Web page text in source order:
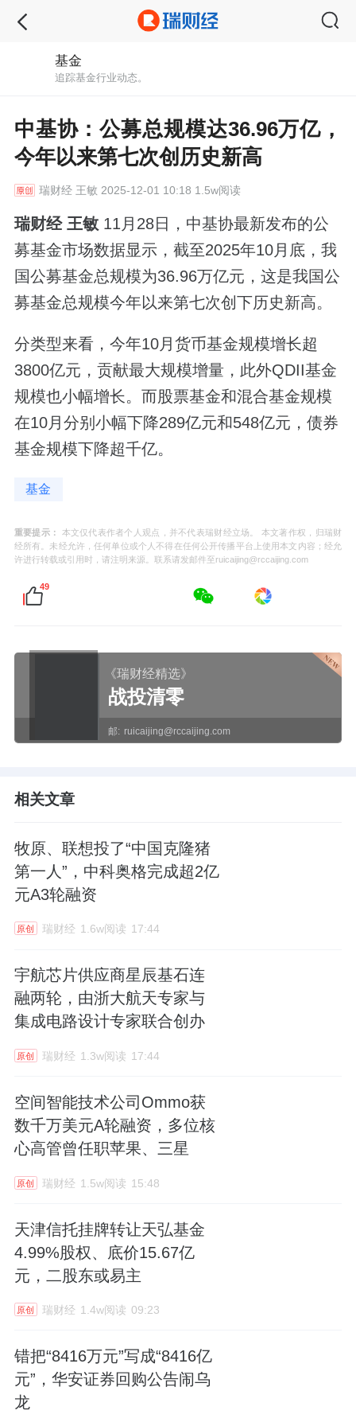
基金
追踪基金行业动态。
中基协：公募总规模达36.96万亿，
今年以来第七次创历史新高
瑞财经王敏 2025-12-01 10:18 1.5w阅读
瑞财经 王敏 11月28日，中基协最新发布的公
募基金市场数据显示，截至2025年10月底，我
国公募基金总规模为36.96万亿元，这是我国公
募基金总规模今年以来第七次创下历史新高。
分类型来看，今年10月货币基金规模增长超
3800亿元，贡献最大规模增量，此外QDII基金
规模也小幅增长。而股票基金和混合基金规模
在10月分别小幅下降289亿元和548亿元，债券
基金规模下降超千亿。
基金
重要提示：
本文仅代表作者个人观点，并不代表瑞财经立场。 本文著作权，归瑞财
经所有。未经允许，任何单位或个人不得在任何公开传播平台上使用本文内容；经允
许进行转载或引用时，请注明来源。联系请发邮件至ruicaijing@rccaijing.com
49
《瑞财经精选》
战投清零
邮: ruicaijing@rccaijing.com
相关文章
牧原、联想投了“中国克隆猪
第一人”，中科奥格完成超2亿
元A3轮融资
原创 瑞财经 1.6w阅读 17:44
宇航芯片供应商星辰基石连
融两轮，由浙大航天专家与
集成电路设计专家联合创办
原创 瑞财经 1.3w阅读 17:44
空间智能技术公司Ommo获
数千万美元A轮融资，多位核
心高管曾任职苹果、三星
原创 瑞财经 1.5w阅读 15:48
天津信托挂牌转让天弘基金
4.99%股权、底价15.67亿
元，二股东或易主
原创 瑞财经 1.4w阅读 09:23
错把“8416万元”写成“8416亿
元”，华安证券回购公告闹乌
龙